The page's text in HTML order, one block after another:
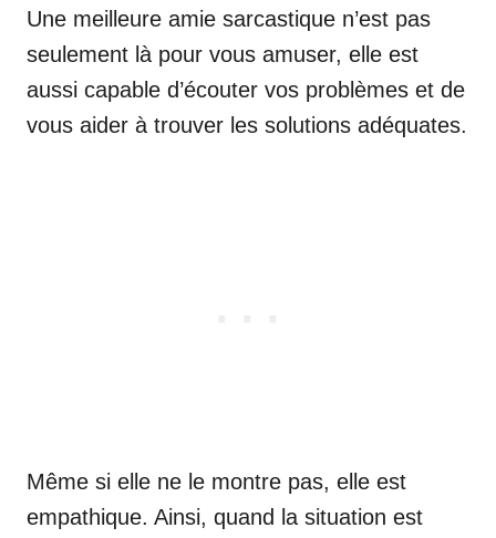
Une meilleure amie sarcastique n’est pas
seulement là pour vous amuser, elle est
aussi capable d’écouter vos problèmes et de
vous aider à trouver les solutions adéquates.
Même si elle ne le montre pas, elle est
empathique. Ainsi, quand la situation est